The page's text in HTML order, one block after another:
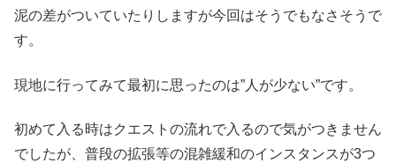
泥の差がついていたりしますが今回はそうでもなさそうで
す。
現地に行ってみて最初に思ったのは”人が少ない”です。
初めて入る時はクエストの流れで入るので気がつきません
でしたが、普段の拡張等の混雑緩和のインスタンスが3つ